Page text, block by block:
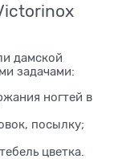
дамской
задачами:
ногтей в
посылку;
цветка.